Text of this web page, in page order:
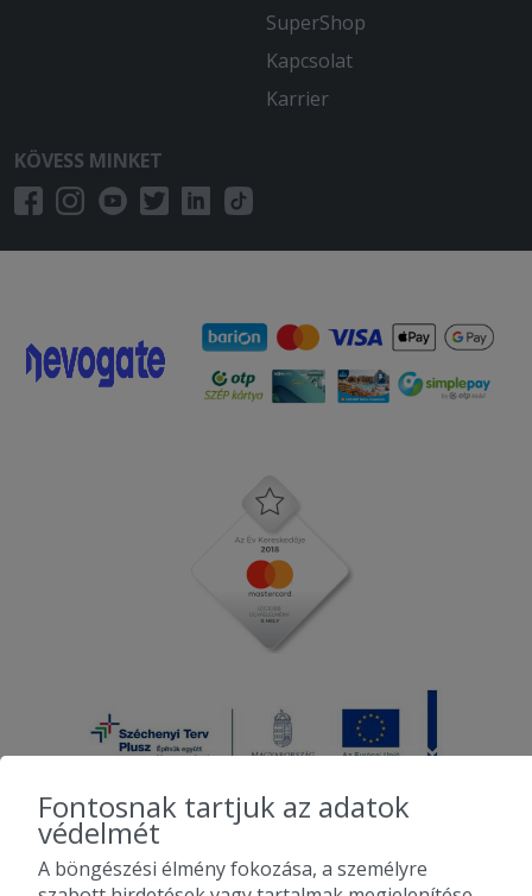
SuperShop
Kapcsolat
Karrier
KÖVESS MINKET
2010-2026 Copyright - Falatozz.hu - Diston-line Kft.
Fontosnak tartjuk az adatok
védelmét
A böngészési élmény fokozása, a személyre